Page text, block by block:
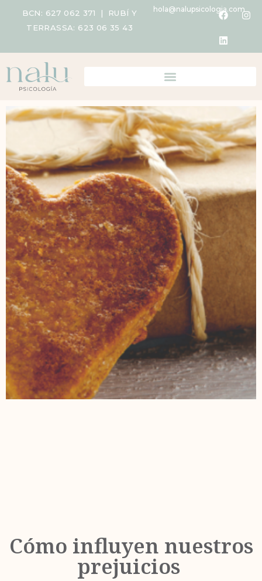
BCN: 627 062 371 | RUBÍ Y
TERRASSA: 623 06 35 43
hola@nalupsicologia.com
Cómo influyen nuestros
prejuicios